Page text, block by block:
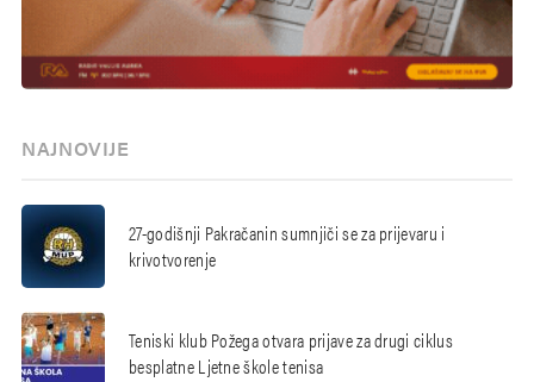
NAJNOVIJE
27-godišnji Pakračanin sumnjiči se za prijevaru i
krivotvorenje
Teniski klub Požega otvara prijave za drugi ciklus
besplatne Ljetne škole tenisa